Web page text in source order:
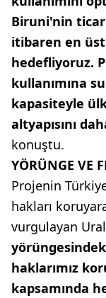
Biruni'nin
itibaren en üst
hedefliyoruz.
kullanımına
kapasiteyle
altyapısını
konuştu.
YÖRÜNGE VE
Projenin
hakları
vurgulayan
haklarımız
kapsamında